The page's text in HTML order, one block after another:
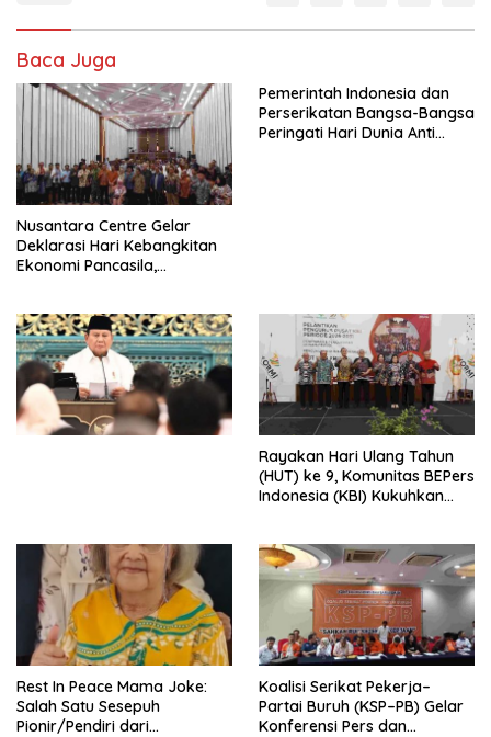
Baca Juga
Nusantara Centre Gelar
Deklarasi Hari Kebangkitan
Ekonomi Pancasila,
Penjajahan (Pergolakan
Ekonomi Politik Indonesia) &
Simposium Nasional “Urgensi
Undang-Undang
Perekonomian Nasional dan
Kesejahteraan Sosial dalam
Pemerintah Indonesia dan
Perserikatan Bangsa-Bangsa
Peringati Hari Dunia Anti
Rayakan Hari Ulang Tahun
(HUT) ke 9, Komunitas BEPers
Indonesia (KBI) Kukuhkan
Tema: “Penguatan dan
Pengembangan Organisasi
KBI yang Berbasis Riset di
seluruh Indonesia dan
Mancanegara”.
Rest In Peace Mama Joke:
Salah Satu Sesepuh
Pionir/Pendiri dari
Koalisi Serikat Pekerja–
Partai Buruh (KSP–PB) Gelar
Konferensi Pers dan